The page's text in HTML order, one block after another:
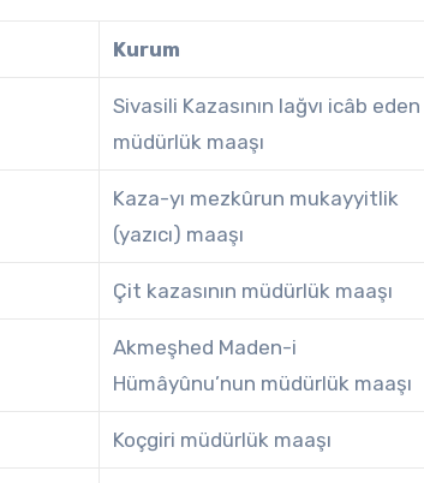
Kurum
Sivasili Kazasının lağvı icâb eden
müdürlük maaşı
Kaza-yı mezkûrun mukayyitlik
(yazıcı) maaşı
Çit kazasının müdürlük maaşı
Akmeşhed Maden-i
Hümâyûnu’nun müdürlük maaşı
Koçgiri müdürlük maaşı